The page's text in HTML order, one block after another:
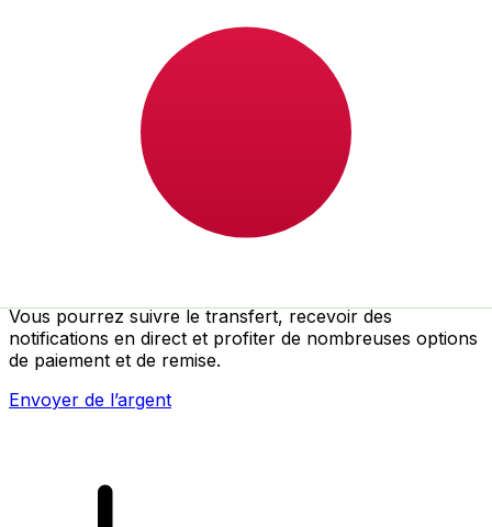
Vous pourrez suivre le transfert, recevoir des
notifications en direct et profiter de nombreuses options
de paiement et de remise.
Envoyer de l’argent